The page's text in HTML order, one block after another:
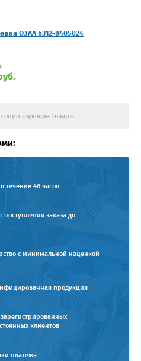
ОЗАА 6312-8405024
товары
течение 48 часов
поступления заказа до
с минимальной наценкой
продукция
клиентов
платежа